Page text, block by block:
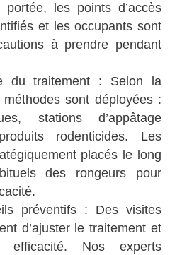
les points d’accès
et les occupants sont
à prendre pendant
du traitement : Selon la
sont déployées :
stations d’appâtage
rodenticides. Les
placés le long
des rongeurs pour
préventifs : Des visites
d’ajuster le traitement et
Nos experts